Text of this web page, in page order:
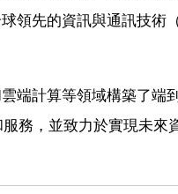
領先的資訊與通訊技
端計算等領域構築了
務，並致力於實現未來